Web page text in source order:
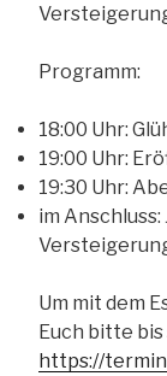
Programm:
18:00 Uhr:
19:00 Uhr:
19:30 Uhr:
im
Um mit dem
Euch bitte bis
https://